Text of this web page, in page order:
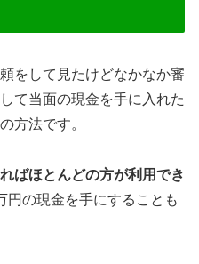
をして見たけどなかなか審
て当面の現金を手に入れた
方法です。
ばほとんどの方が利用でき
円の現金を手にすることも